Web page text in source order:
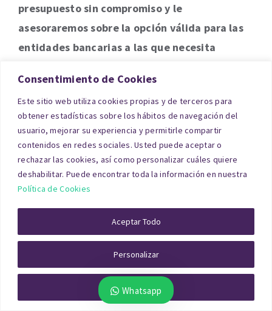
Consentimiento de Cookies
Este sitio web utiliza cookies propias y de terceros para
obtener estadísticas sobre los hábitos de navegación del
usuario, mejorar su experiencia y permitirle compartir
contenidos en redes sociales. Usted puede aceptar o
rechazar las cookies, así como personalizar cuáles quiere
deshabilitar. Puede encontrar toda la información en nuestra
Política de Cookies
Personalizar
Rechazar Todo
Aceptar Todo
presupuesto sin compromiso y le
asesoraremos sobre la opción válida para las
entidades bancarias a las que necesita
SOLICITE PRESUPUESTO EN 1MIN
Divorcio / extinción de
condominio
En un proceso de divorcio, cuando existe un
inmueble en común, latasación piso divorcio
Albacete para extinción de condominioresulta
imprescindible. Este informe establece con
objetividad cuál es el valor real de mercado del
piso compartido, evitando disputas entre las
Whatsapp